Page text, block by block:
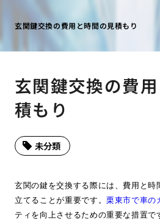
玄関鍵交換の費用と時間の見積もり
玄関鍵交換の費
積もり
未分類
玄関の鍵を交換する際には、費用と時
立てることが重要です。栗東市で車の
ティを向上させるための重要な措置で